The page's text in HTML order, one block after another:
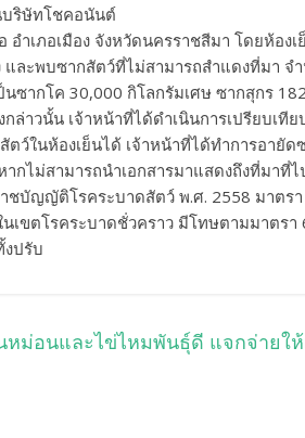
บริษัทโชคอนันต์
อำเภอเมือง จังหวัดนครราชสีมา โดยห้อ
ละพบซากสัตว์ที่ไม่สามารถสำแดงที่มา จ
ซากโค 30,000 กิโลกรัมเศษ ซากสุกร
ล่าวนั้น เจ้าหน้าที่ได้ดำเนินการเปรียบเที
ว์ในห้องเย็นได้ เจ้าหน้าที่ได้ทำการอายัด
ากไม่สามารถนำเอกสารมาแสดงถึงที่มาที่
ชบัญญัติโรคระบาดสัตว์ พ.ศ. 2558 มาตร
เขตโรคระบาดชั่วคราว มีโทษตามมาตร
งปรับ
ม่อนและไข่ไหมพันธุ์ดี แจกจ่ายใ